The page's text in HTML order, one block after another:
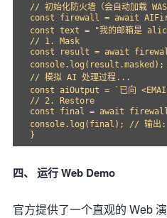
// 初始化防火墙（会自动加载
const firewall = await
const text = "我的邮箱是
// 1. Mask
const result = await
console.log(result.masked);
// 模拟 AI 处理过程...
const aiOutput = `已向
// 2. Restore
const final = await
console.log(final); // 输出: "
四、 运行 Web Demo
官方提供了一个直观的 Web